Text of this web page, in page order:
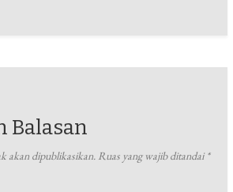
Balasan
akan dipublikasikan. Ruas yang wajib ditandai *